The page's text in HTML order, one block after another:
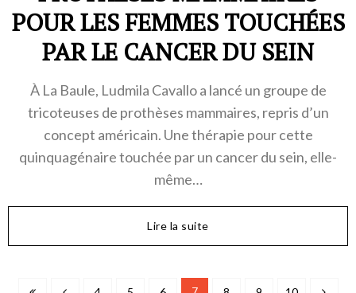
POUR LES FEMMES TOUCHÉES
PAR LE CANCER DU SEIN
À La Baule, Ludmila Cavallo a lancé un groupe de
tricoteuses de prothèses mammaires, repris d’un
concept américain. Une thérapie pour cette
quinquagénaire touchée par un cancer du sein, elle-
même…
Lire la suite